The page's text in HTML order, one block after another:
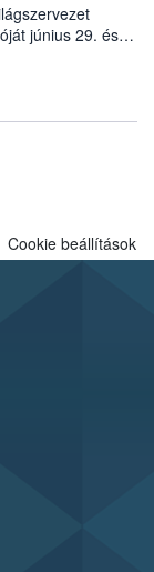
június 29. és
Felelős
biztonsági
volt az európai
Cookie beállítások